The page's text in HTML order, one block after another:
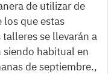
de utilizar de
los que estas
se llevarán a
siendo habitual en
de septiembre.,